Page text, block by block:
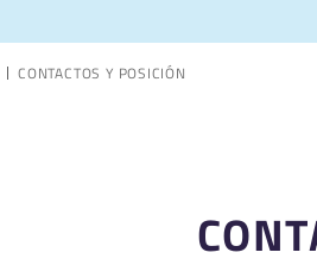
CONTACTOS Y POSICIÓN